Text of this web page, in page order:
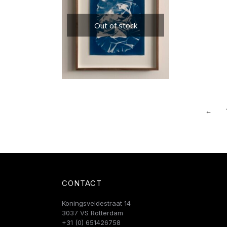
Out of stock
←
CONTACT
Koningsveldestraat 14
3037 VS Rotterdam
+31 (0) 651426758